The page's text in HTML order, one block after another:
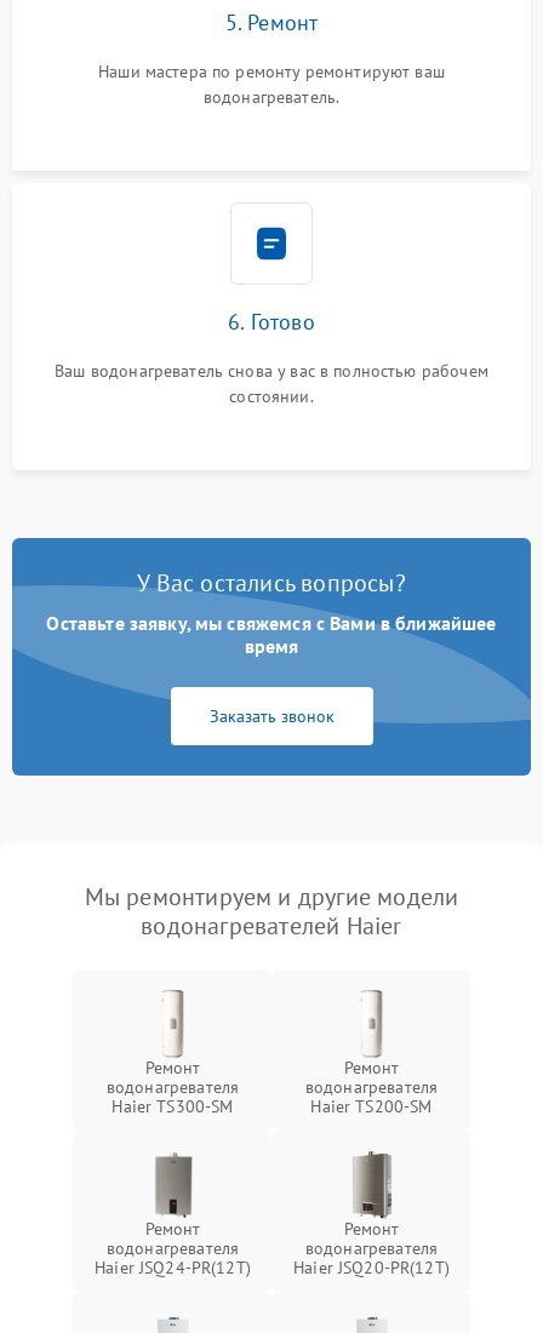
5. Ремонт
Наши мастера по ремонту ремонтируют ваш
водонагреватель.
6. Готово
Ваш водонагреватель снова у вас в полностью рабочем
состоянии.
У Вас остались вопросы?
Оставьте заявку, мы свяжемся с Вами в ближайшее
время
Заказать звонок
Мы ремонтируем и другие модели
водонагревателей Haier
Ремонт
водонагревателя
Haier TS300-SM
Ремонт
водонагревателя
Haier TS200-SM
Ремонт
водонагревателя
Haier JSQ24-PR(12T)
Ремонт
водонагревателя
Haier JSQ20-PR(12T)